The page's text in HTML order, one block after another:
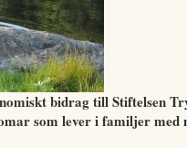
bidrag till Stiftelsen
som lever i familjer med